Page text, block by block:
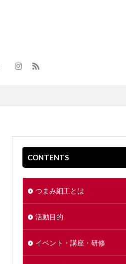
CONTENTS
つまみ細工とは
活動目的
イベント・講座・研修